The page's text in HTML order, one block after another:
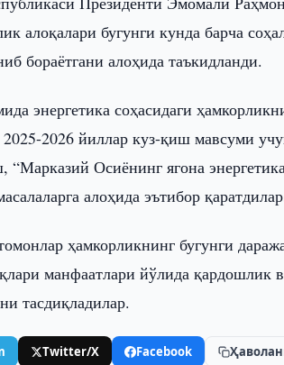
алоқалари бугунги кунда барча
бораётгани алоҳида таъкидланди.
энергетика соҳасидаги
2026 йиллар куз-қиш мавсуми
Осиёнинг ягона
алоҳида эътибор
ҳамкорликнинг бугунги
манфаатлари йўлида қардошлик
тасдиқладилар.
Twitter/X Facebook